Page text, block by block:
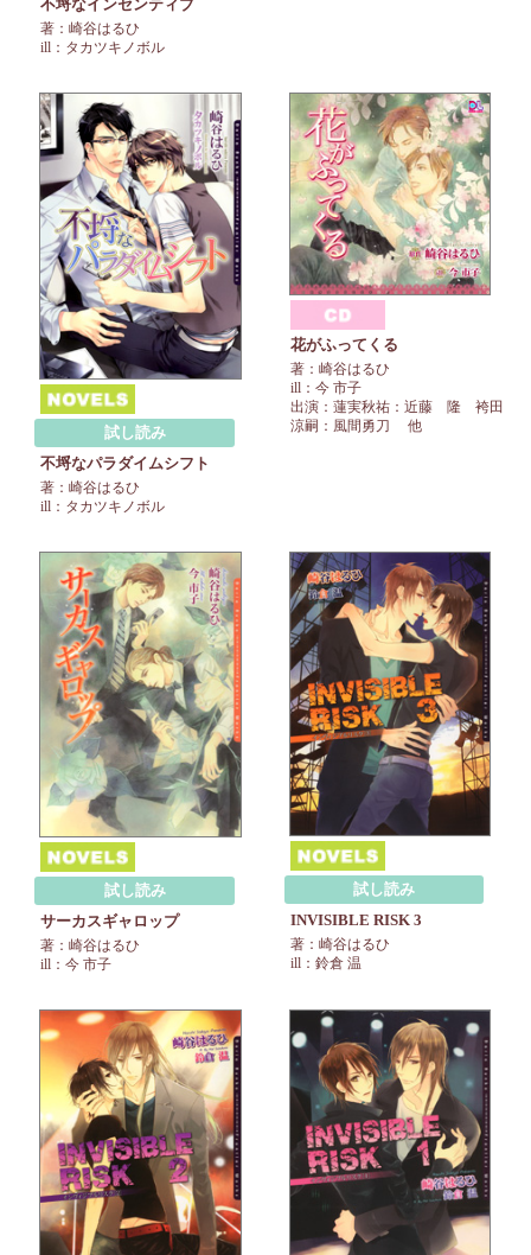
不埒なインセンティブ
著：崎谷はるひ
ill：タカツキノボル
試し読み
不埒なパラダイムシフト
著：崎谷はるひ
ill：タカツキノボル
花がふってくる
著：崎谷はるひ
ill：今 市子
出演：蓮実秋祐：近藤 隆 袴田
涼嗣：風間勇刀 他
試し読み
サーカスギャロップ
著：崎谷はるひ
ill：今 市子
試し読み
INVISIBLE RISK 3
著：崎谷はるひ
ill：鈴倉 温